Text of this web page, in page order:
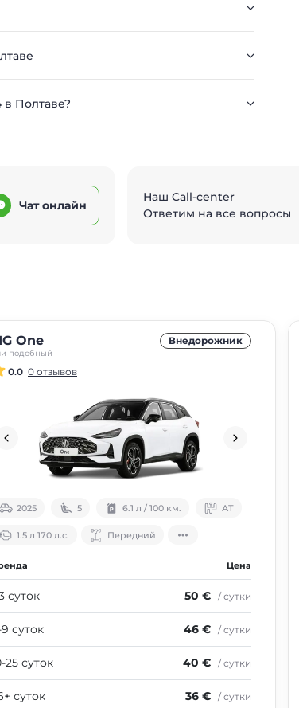
в Полтаве?
Чат онлайн
Наш Call-center
Ответим на все вопросы
One
подобный
Внедорожник
0.0 0 отзывов
2025 5 6.1 л / 100 км. АТ
1.5 л 170 л.с. Передний
Цена
суток 50 € / сутки
суток 46 € / сутки
25 суток 40 € / сутки
суток 36 € / сутки